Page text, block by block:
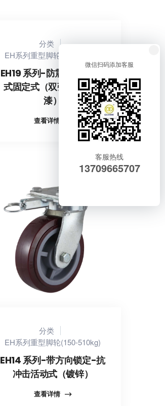
分类
EH系列重型脚轮(150-510kg)
EH19 系列-防震刹制-活动
式固定式（双弹簧）（焗
漆）
查看详情
分类
EH系列重型脚轮(150-510kg)
EH14 系列-带方向锁定-抗
冲击活动式（镀锌）
查看详情
微信扫码添加客服
客服热线
13709665707